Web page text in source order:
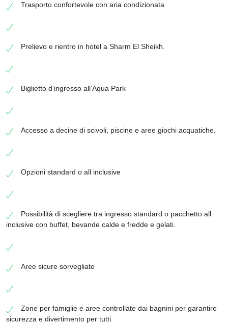
Trasporto confortevole con aria condizionata
Prelievo e rientro in hotel a Sharm El Sheikh.
Biglietto d’ingresso all’Aqua Park
Accesso a decine di scivoli, piscine e aree giochi acquatiche.
Opzioni standard o all inclusive
Possibilità di scegliere tra ingresso standard o pacchetto all
inclusive con buffet, bevande calde e fredde e gelati.
Aree sicure sorvegliate
Zone per famiglie e aree controllate dai bagnini per garantire
sicurezza e divertimento per tutti.